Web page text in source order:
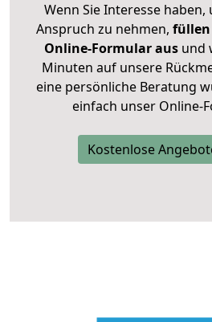
Wenn Sie Interesse haben,
Anspruch zu nehmen, füllen
Online-Formular ausund
Minuten auf unsere
eine persönliche Beratung
einfach unser Online-
Kostenlose